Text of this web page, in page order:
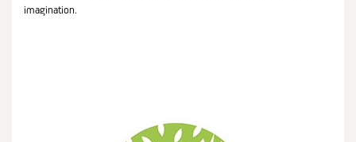
imagination.